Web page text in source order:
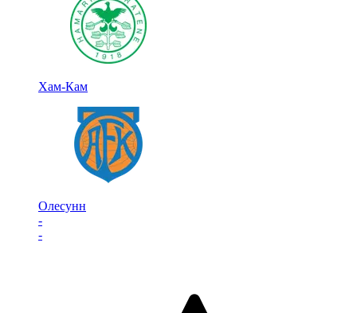
Хам-Кам
Олесунн
-
-